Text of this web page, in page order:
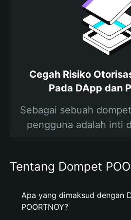
Cegah Risiko
Pada DApp dan
Sebagai sebuah
pengguna adalah inti
Tentang Dompet
Apa yang dimaksud dengan
POORTNOY?